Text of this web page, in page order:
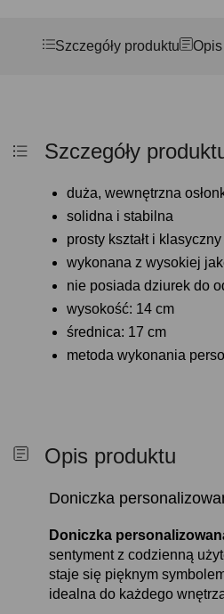
Szczegóły produktu
Szczegóły
duża, wewnętrzna
solidna i stabilna
prosty kształt i
wykonana z wysokiej
nie posiada dziurek do
wysokość: 14 cm
średnica: 17 cm
metoda wykonania
Opis produktu
Doniczka
Doniczka
sentyment z codzienną
staje się pięknym
idealna do każdego